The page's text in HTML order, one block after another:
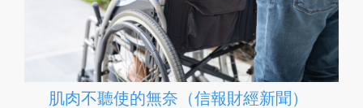
肌肉不聽使的無奈（信報財經新聞）